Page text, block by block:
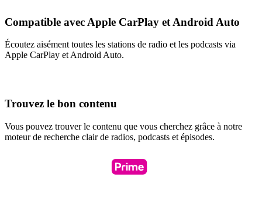
Compatible avec Apple CarPlay et Android Auto
Écoutez aisément toutes les stations de radio et les podcasts via
Apple CarPlay et Android Auto.
Trouvez le bon contenu
Vous pouvez trouver le contenu que vous cherchez grâce à notre
moteur de recherche clair de radios, podcasts et épisodes.